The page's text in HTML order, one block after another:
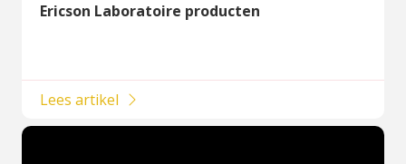
Ericson Laboratoire producten
Lees artikel